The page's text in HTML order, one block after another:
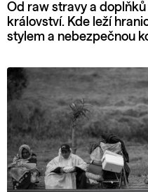
Od raw stravy a
království. Kde leží
stylem a nebezpečnou